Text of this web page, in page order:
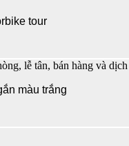
tour
màu trắng